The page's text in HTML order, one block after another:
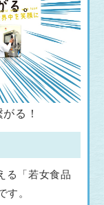
る！
る「若女食品
す。